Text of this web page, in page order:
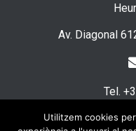
Av. Diagonal
Tel.
E-mail:
Utilitzem cookies